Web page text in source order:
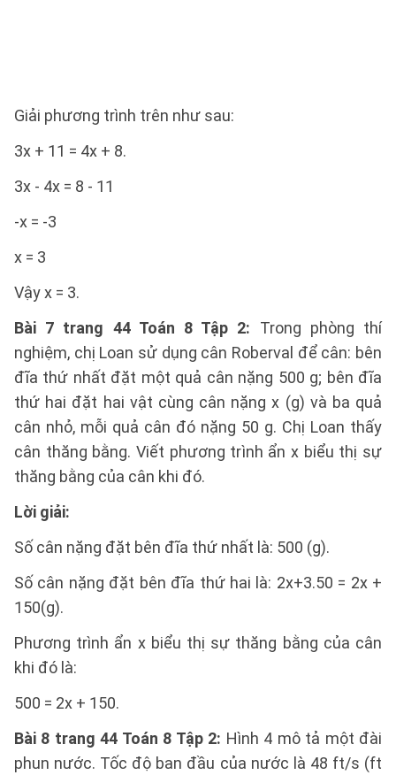
Giải phương trình trên như sau:
3x + 11 = 4x + 8.
3x - 4x = 8 - 11
-x = -3
x = 3
Vậy x = 3.
Bài 7 trang 44 Toán 8 Tập 2: Trong phòng thí
nghiệm, chị Loan sử dụng cân Roberval để cân: bên
đĩa thứ nhất đặt một quả cân nặng 500 g; bên đĩa
thứ hai đặt hai vật cùng cân nặng x (g) và ba quả
cân nhỏ, mỗi quả cân đó nặng 50 g. Chị Loan thấy
cân thăng bằng. Viết phương trình ẩn x biểu thị sự
thăng bằng của cân khi đó.
Lời giải:
Số cân nặng đặt bên đĩa thứ nhất là: 500 (g).
Số cân nặng đặt bên đĩa thứ hai là: 2x+3.50 = 2x +
150(g).
Phương trình ẩn x biểu thị sự thăng bằng của cân
khi đó là:
500 = 2x + 150.
Bài 8 trang 44 Toán 8 Tập 2: Hình 4 mô tả một đài
phun nước. Tốc độ ban đầu của nước là 48 ft/s (ft